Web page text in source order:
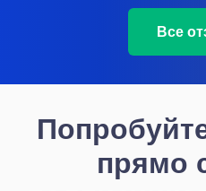
Все
прямо